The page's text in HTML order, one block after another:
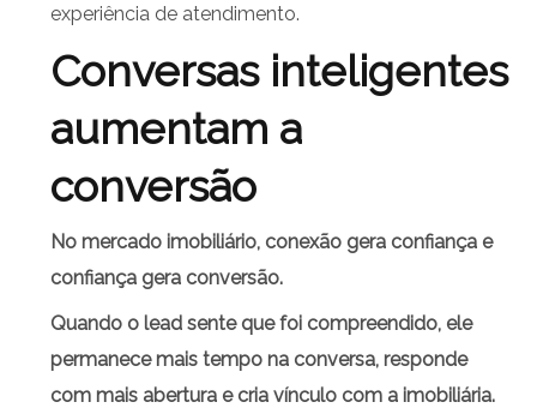
experiência de atendimento.
Conversas inteligentes
aumentam a
conversão
No mercado imobiliário, conexão gera confiança e
confiança gera conversão.
Quando o lead sente que foi compreendido, ele
permanece mais tempo na conversa, responde
com mais abertura e cria vínculo com a imobiliária.